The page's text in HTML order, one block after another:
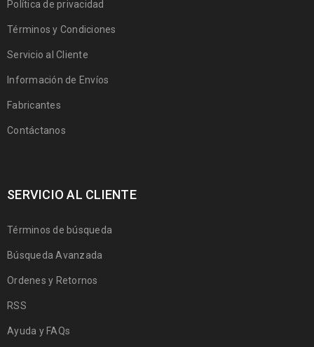
Política de privacidad
Términos y Condiciones
Servicio al Cliente
Información de Envíos
Fabricantes
Contáctanos
SERVICIO AL CLIENTE
Términos de búsqueda
Búsqueda Avanzada
Ordenes y Retornos
RSS
Ayuda y FAQs